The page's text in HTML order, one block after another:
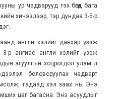
ур чадварууд гэх бөгөөд бага
хичээлээр, тэр дундаа 3-5-р
англи хэлийг давхар үзэж
р ангиас англи хэлийг үзэж
агуулгын хоцрогдол улам л
боловсруулах чадварт
гадаад хэл заах нь. Энэ
цаг багасна. Энэ асуудлыг